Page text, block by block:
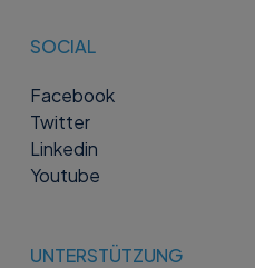
SOCIAL
Facebook
Twitter
Linkedin
Youtube
UNTERSTÜTZUNG